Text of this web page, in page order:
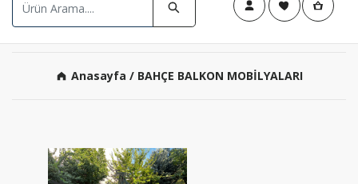
Anasayfa / BAHÇE BALKON MOBİLYALARI